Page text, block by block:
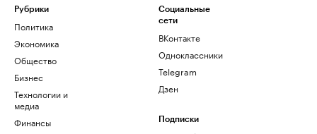
Рубрики
Политика
Экономика
Общество
Бизнес
Технологии и
медиа
Финансы
Социальные
сети
ВКонтакте
Одноклассники
Telegram
Дзен
Подписки